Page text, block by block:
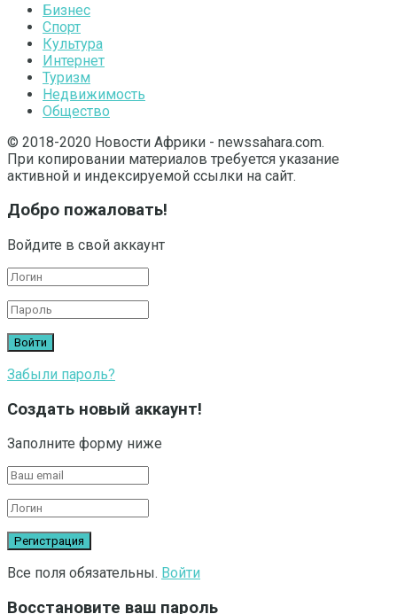
Бизнес
Спорт
Культура
Интернет
Туризм
Недвижимость
Общество
© 2018-2020 Новости Африки - newssahara.com.
При копировании материалов требуется указание
активной и индексируемой ссылки на сайт.
Добро пожаловать!
Войдите в свой аккаунт
Забыли пароль?
Создать новый аккаунт!
Заполните форму ниже
Все поля обязательны. Войти
Восстановите ваш пароль